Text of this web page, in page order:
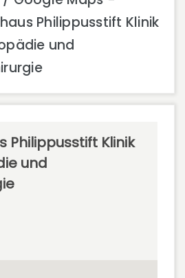
Philippusstift Klinik
und
Philippusstift Klinik
und